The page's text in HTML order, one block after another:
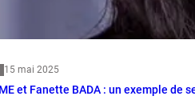
15 mai 2025
et Fanette BADA : un exemple de